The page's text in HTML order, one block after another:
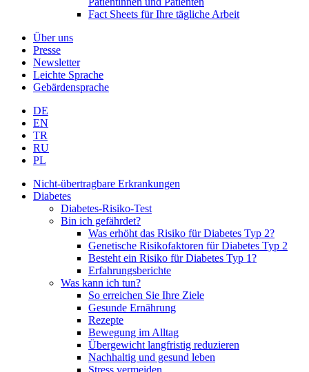
Fact Sheets für Ihre tägliche Arbeit
Über uns
Presse
Newsletter
Leichte Sprache
Gebärdensprache
DE
EN
TR
RU
PL
Nicht-übertragbare Erkrankungen
Diabetes
Diabetes-Risiko-Test
Bin ich gefährdet?
Was erhöht das Risiko für Diabetes Typ 2?
Genetische Risikofaktoren für Diabetes Typ 2
Besteht ein Risiko für Diabetes Typ 1?
Erfahrungsberichte
Was kann ich tun?
So erreichen Sie Ihre Ziele
Gesunde Ernährung
Rezepte
Bewegung im Alltag
Übergewicht langfristig reduzieren
Nachhaltig und gesund leben
Stress vermeiden